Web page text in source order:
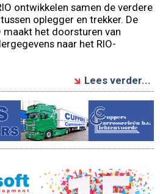
ontwikkelen samen de verdere
oplegger en trekker. De
maakt het doorsturen van
naar het RIO-
Lees verder...